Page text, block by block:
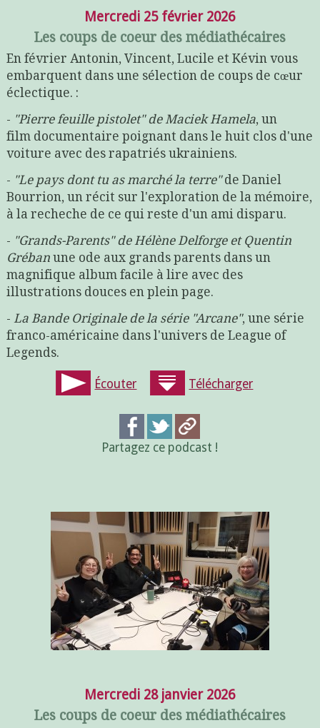
Mercredi 25 février 2026
Les coups de coeur des médiathécaires
En février Antonin, Vincent, Lucile et Kévin vous
embarquent dans une sélection de coups de cœur
éclectique. :
- "Pierre feuille pistolet" de Maciek Hamela, un
film documentaire poignant dans le huit clos d'une
voiture avec des rapatriés ukrainiens.
- "Le pays dont tu as marché la terre"de Daniel
Bourrion, un récit sur l'exploration de la mémoire,
à la recheche de ce qui reste d'un ami disparu.
- "Grands-Parents" de Hélène Delforge et Quentin
Grébanune ode aux grands parents dans un
magnifique album facile à lire avec des
illustrations douces en plein page.
- La Bande Originale de la série "Arcane", une série
franco-américaine dans l'univers de League of
Legends.
Écouter Télécharger
Partagez ce podcast !
Mercredi 28 janvier 2026
Les coups de coeur des médiathécaires